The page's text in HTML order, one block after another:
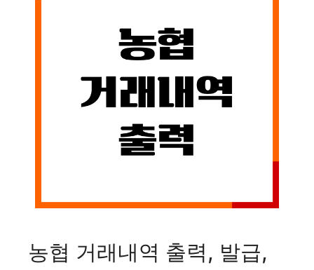
농협 거래내역 출력, 발급,